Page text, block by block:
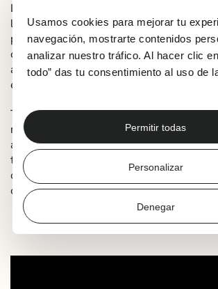
Usamos cookies para mejorar tu
navegación, mostrarte contenidos
analizar nuestro tráfico. Al hacer clic
todo” das tu consentimiento al uso de
Permitir todas
Personalizar
Denegar
La compañía Biemb’art tiene como
la cultura africana captando lo más
poderoso y lo más maravilloso del ser
de la danza, el grupo nos invita a un
articulando el espectáculo en torno al
en la cultura musical y danza africanas:
Tambores, cantos, música, teatro,
máscaras conviven en el relato de la vida
africanas. De este modo, Biemb’art
tradición africana sin dejar de lado
constituye el ADN de su cultura: ¡la
convivencia!